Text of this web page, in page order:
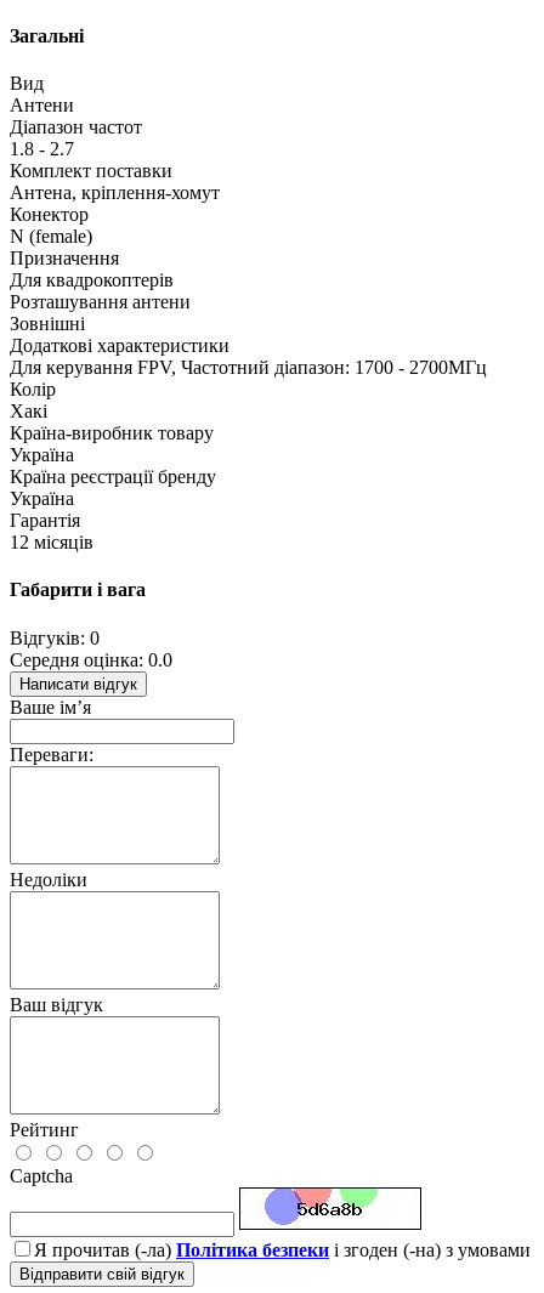
Загальні
Вид
Антени
Діапазон частот
1.8 - 2.7
Комплект поставки
Антена, кріплення-хомут
Конектор
N (female)
Призначення
Для квадрокоптерів
Розташування антени
Зовнішні
Додаткові характеристики
Для керування FPV, Частотний діапазон: 1700 - 2700МГц
Колір
Хакі
Країна-виробник товару
Україна
Країна реєстрації бренду
Україна
Гарантія
12 місяців
Габарити і вага
Відгуків: 0
Середня оцінка: 0.0
Написати відгук
Ваше ім’я
Переваги:
Недоліки
Ваш відгук
Рейтинг
Captcha
Я прочитав (-ла) Політика безпеки і згоден (-на) з умовами
Відправити свій відгук